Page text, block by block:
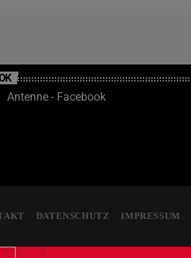
Antenne - Facebook
DATENSCHUTZ IMPRESSUM